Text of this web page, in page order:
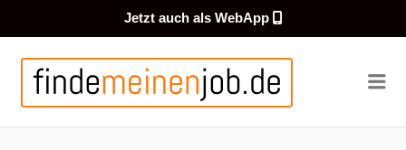
Jetzt auch als WebApp